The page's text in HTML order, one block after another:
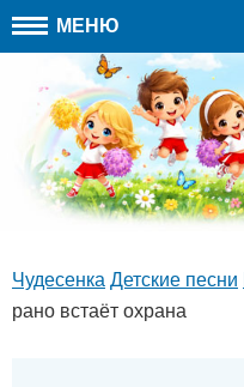
МЕНЮ
Чудесенка Детские песни
рано встаёт охрана